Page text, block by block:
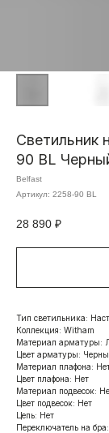
Светильник
90 BL
Belfast
Артикул: 2258-90 BL
28 890 ₽
Тип светильника:
Коллекция: Witham
Материал арматуры:
Цвет арматуры:
Материал плафона:
Цвет плафона: Нет
Материал подвесок:
Цвет подвесок: Нет
Цепь: Нет
Переключатель на